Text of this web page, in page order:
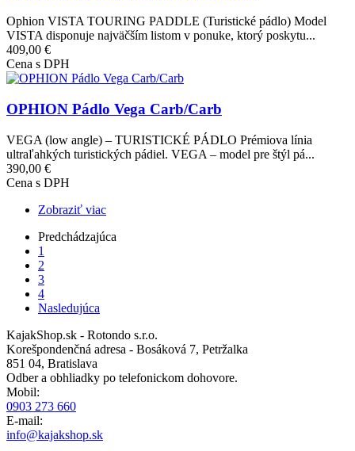
Ophion VISTA TOURING PADDLE (Turistické pádlo) Model
VISTA disponuje najväčším listom v ponuke, ktorý poskytu...
409,00 €
Cena s DPH
Obrázok
OPHION Pádlo Vega Carb/Carb
VEGA (low angle) – TURISTICKÉ PÁDLO Prémiova línia
ultraľahkých turistických pádiel. VEGA – model pre štýl pá...
390,00 €
Cena s DPH
Zobraziť viac
Pagination
Previous
page
Predchádzajúca
Aktuálna
stránka
1
Stránka
2
Stránka
3
Stránka
4
Ďalšia
Nasledujúca
KajakShop.sk - Rotondo s.r.o.
Korešpondenčná adresa - Bosáková 7, Petržalka
851 04, Bratislava
Odber a obhliadky po telefonickom dohovore.
Mobil:
0903 273 660
E-mail:
info@kajakshop.sk